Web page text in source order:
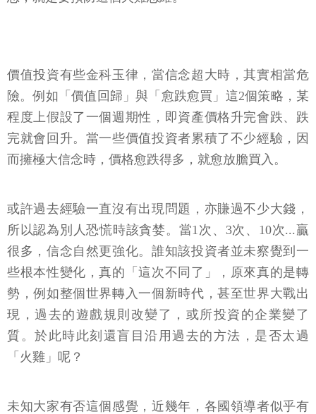
價值投資有些金科玉律，當信念超大時，其實相當危
險。例如「價值回歸」與「愈跌愈買」這2個策略，某
程度上假設了一個週期性，即資產價格升完會跌、跌
完就會回升。當一些價值投資者累積了不少經驗，因
而擁極大信念時，價格愈跌得多，就愈放膽買入。
或許過去經驗一直沒有出現問題，亦賺過不少大錢，
所以認為別人恐慌時該貪婪。當1次、3次、10次...贏
很多，信念自然更強化。誰知該投資者並未察覺到一
些根本性變化，真的「這次不同了」，原來真的是轉
勢，例如整個世界轉入一個新時代，甚至世界大戰出
現，過去的遊戲規則改變了，或所投資的企業變了
質。於此時此刻還盲目沿用過去的方法，是否太過
「火雞」呢？
未知大家有否這個感覺，近幾年，各國領導者似乎有